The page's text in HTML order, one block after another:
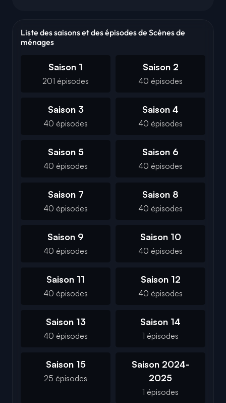
Liste des saisons et des épisodes de Scènes de
ménages
Saison 1
201 épisodes
Saison 2
40 épisodes
Saison 3
40 épisodes
Saison 4
40 épisodes
Saison 5
40 épisodes
Saison 6
40 épisodes
Saison 7
40 épisodes
Saison 8
40 épisodes
Saison 9
40 épisodes
Saison 10
40 épisodes
Saison 11
40 épisodes
Saison 12
40 épisodes
Saison 13
40 épisodes
Saison 14
1 épisodes
Saison 15
25 épisodes
Saison 2024-
2025
1 épisodes